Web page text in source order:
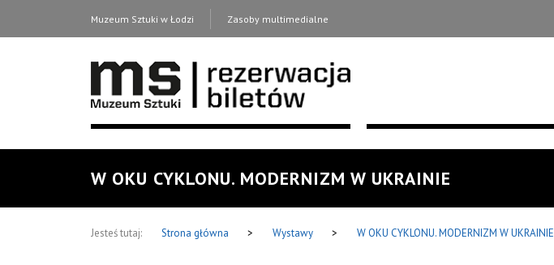
Muzeum Sztuki w Łodzi Zasoby multimedialne
W OKU CYKLONU. MODERNIZM W UKRAINIE
Jesteś tutaj: Strona główna > Wystawy > W OKU CYKLONU. MODERNIZM W UKRAINIE